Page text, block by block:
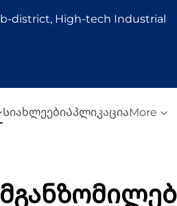
district, High-tech Industrial
ᲡიახლეებიᲐპლიკაციაMore